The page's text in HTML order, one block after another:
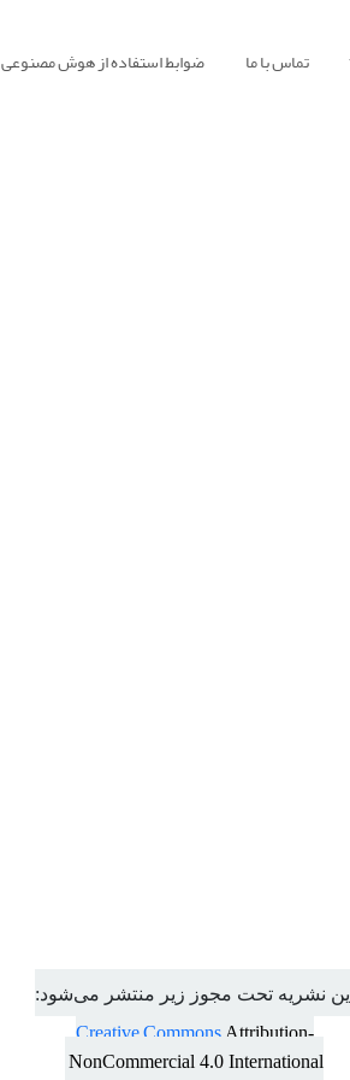
تماس با ما ضوابط استفاده از هوش مصنوعی
این نشریه تحت مجوز زیر منتشر می‌شود:
Creative Commons Attribution-
NonCommercial 4.0 International